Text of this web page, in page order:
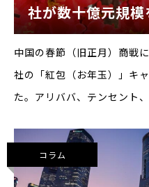
社が数十億元規
中国の春節（旧正月）商戦
社の「紅包（お年玉）」キ
た。アリババ、テンセント
競っている。■各社の実績
コラム